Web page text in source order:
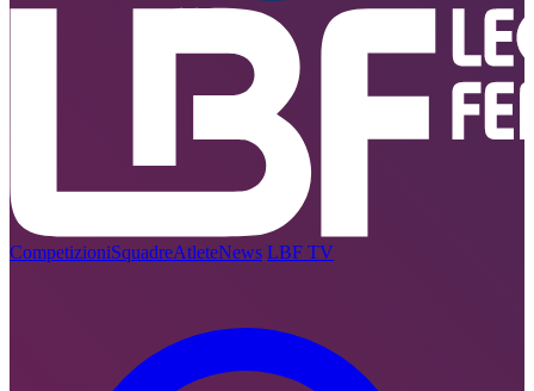
CompetizioniSquadreAtleteNews LBF TV